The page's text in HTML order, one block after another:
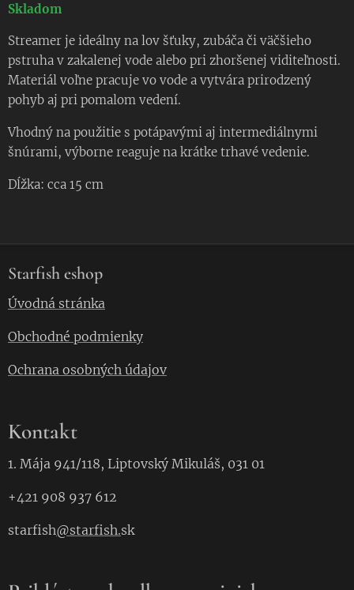
Skladom
Streamer je ideálny na lov šťuky, zubáča či väčšieho
pstruha v zakalenej vode alebo pri zhoršenej viditeľnosti.
Materiál voľne pracuje vo vode a vytvára prirodzený
pohyb aj pri pomalom vedení.
Vhodný na použitie s potápavými aj intermediálnymi
šnúrami, výborne reaguje na krátke trhavé vedenie.
Dĺžka: cca 15 cm
Starfish eshop
Úvodná stránka
Obchodné podmienky
Ochrana osobných údajov
Kontakt
1. Mája 941/118, Liptovský Mikuláš, 031 01
+421 908 937 612
starfish@starfish.sk